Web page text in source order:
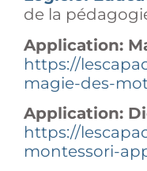
de la
Application:
https://
magie-des-
Application:
https://
montessori-